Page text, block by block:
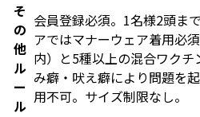
そ
の
他
ル
ー
ル
会員登録必須。1名様2頭ま
アではマナーウェア着用必
内）と5種以上の混合ワク
み癖・吠え癖により問題を
用不可。サイズ制限なし。